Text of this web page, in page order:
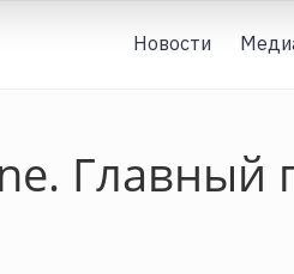
Новости
Главный